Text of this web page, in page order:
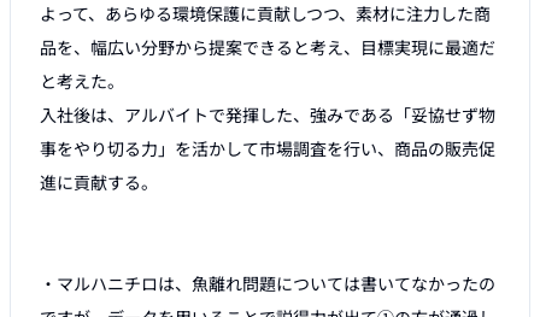
よって、あらゆる環境保護に貢献しつつ、素材に注力した商
品を、幅広い分野から提案できると考え、目標実現に最適だ
と考えた。
入社後は、アルバイトで発揮した、強みである「妥協せず物
事をやり切る力」を活かして市場調査を行い、商品の販売促
進に貢献する。
・マルハニチロは、魚離れ問題については書いてなかったの